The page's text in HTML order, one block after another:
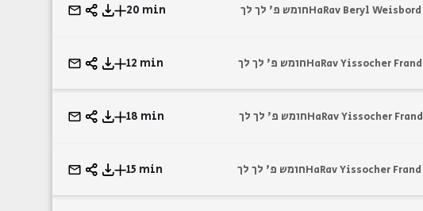
HaRav Beryl Weisbordחומש פ' לך לך 20 min
HaRav Yissocher Frandחומש פ' לך לך 12 min
HaRav Yissocher Frandחומש פ' לך לך 18 min
HaRav Yissocher Frandחומש פ' לך לך 15 min